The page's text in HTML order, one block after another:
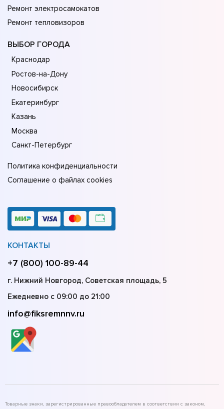
Ремонт электросамокатов
Ремонт тепловизоров
ВЫБОР ГОРОДА
Краснодар
Ростов-на-Дону
Новосибирск
Екатеринбург
Казань
Москва
Санкт-Петербург
Политика конфиденциальности
Соглашение о файлах cookies
КОНТАКТЫ
+7 (800) 100-89-44
г. Нижний Новгород, Советская площадь, 5
Ежедневно с 09:00 до 21:00
info@fiksremnnv.ru
Товарные знаки, зарегистрированные правообладателем в соответствии с законом,